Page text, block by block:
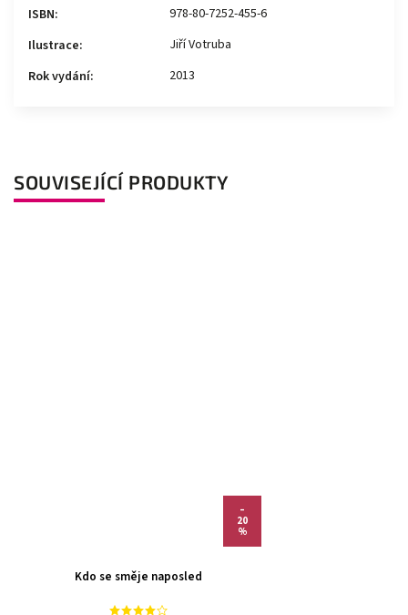
ISBN:
978-80-7252-455-6
Ilustrace:
Jiří Votruba
Rok vydání: 2013
SOUVISEJÍCÍ PRODUKTY
–
20
%
Kdo se směje naposled